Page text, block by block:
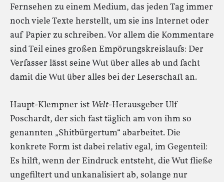
Fernsehen zu einem Medium, das jeden Tag immer
noch viele Texte herstellt, um sie ins Internet oder
auf Papier zu schreiben. Vor allem die Kommentare
sind Teil eines großen Empörungskreislaufs: Der
Verfasser lässt seine Wut über alles ab und facht
damit die Wut über alles bei der Leserschaft an.
Haupt-Klempner ist Welt-Herausgeber Ulf
Poschardt, der sich fast täglich am von ihm so
genannten „Shitbürgertum“ abarbeitet. Die
konkrete Form ist dabei relativ egal, im Gegenteil:
Es hilft, wenn der Eindruck entsteht, die Wut fließe
ungefiltert und unkanalisiert ab, solange nur